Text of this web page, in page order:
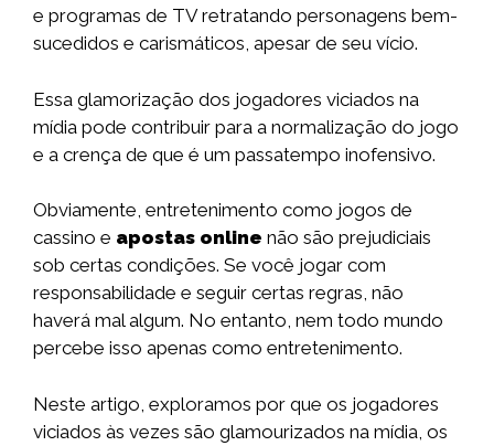
e programas de TV retratando personagens bem-
sucedidos e carismáticos, apesar de seu vício.
Essa glamorização dos jogadores viciados na
mídia pode contribuir para a normalização do jogo
e a crença de que é um passatempo inofensivo.
Obviamente, entretenimento como jogos de
cassino e apostas online não são prejudiciais
sob certas condições. Se você jogar com
responsabilidade e seguir certas regras, não
haverá mal algum. No entanto, nem todo mundo
percebe isso apenas como entretenimento.
Neste artigo, exploramos por que os jogadores
viciados às vezes são glamourizados na mídia, os